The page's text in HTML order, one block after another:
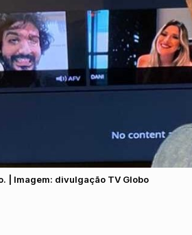
| Imagem: divulgação TV Globo